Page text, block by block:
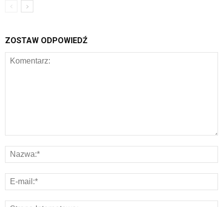
ZOSTAW ODPOWIEDŹ